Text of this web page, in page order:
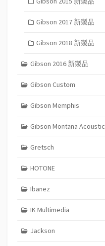
Gibson 2017 新製品
Gibson 2018 新製品
Gibson 2016 新製品
Gibson Custom
Gibson Memphis
Gibson Montana Acoustic
Gretsch
HOTONE
Ibanez
IK Multimedia
Jackson